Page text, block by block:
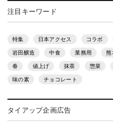
注目キーワード
特集 日本アクセス コラボ
岩田醸造 中食 業務用 熊
春 値上げ 抹茶 惣菜
味の素 チョコレート
タイアップ企画広告